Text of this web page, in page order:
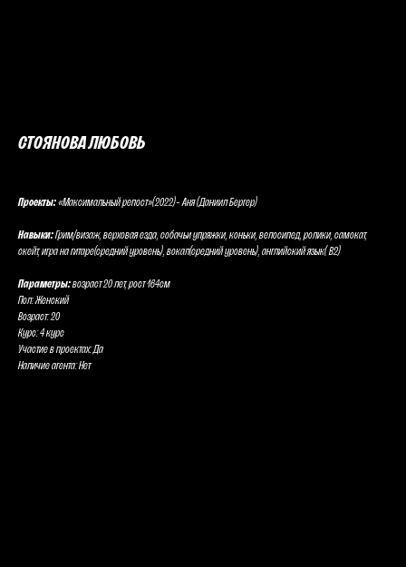
СТОЯНОВА ЛЮБОВЬ
Проекты:«Максимальный репост»(2022)- Аня (Даниил Бергер)
Навыки:Грим/визаж, верховая езда, собачьи упряжки, коньки, велосипед, ролики, самокат,
скейт, игра на гитаре(средний уровень), вокал(средний уровень), английский язык( В2)
Параметры:возраст 20 лет, рост 164см
Пол: Женский
Возраст: 20
Курс: 4 курс
Участие в проектах: Да
Наличие агента: Нет